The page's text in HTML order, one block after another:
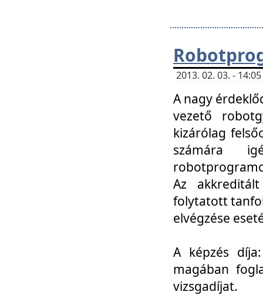
2013. 02. 03. -
A nagy
vezető
kizárólag
számára
Az
folytatott
elvégzése
A képzés
magában
vizsgadíjat.